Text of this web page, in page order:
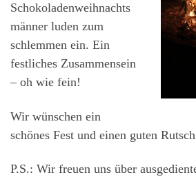
Schokoladenweihnachts
männer luden zum
schlemmen ein. Ein
festliches Zusammensein
– oh wie fein!
Wir wünschen ein
schönes Fest und einen guten
P.S.: Wir freuen uns über